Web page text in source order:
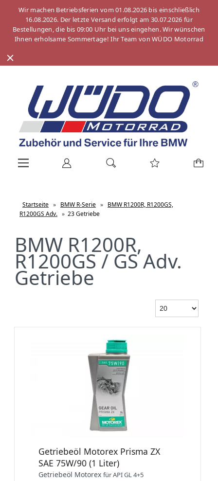
Wir machen Betriebsferien vom 01.08.2026 bis einschließlich
16.08.2026. Der letzte Versand erfolgt am 30.07.2026 für
Bestellungen, die bis 09:00 Uhr bei uns eingehen. Wir wünschen
Ihnen erholsame Sommertage! Ihr Team von WÜDO Motorrad
Startseite » BMW R-Serie » BMW R1200R, R1200GS,
R1200GS Adv. » 23 Getriebe
BMW R1200R,
R1200GS / GS Adv.
Getriebe
Getriebeöl Motorex Prisma ZX
SAE 75W/90 (1 Liter)
Getriebeöl Motorex für API GL 4+5